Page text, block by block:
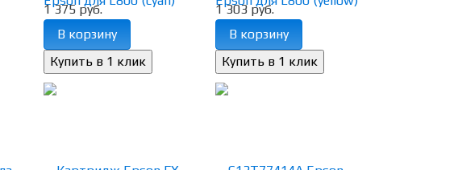
1 375 руб.
В корзину
1 303 руб.
В корзину